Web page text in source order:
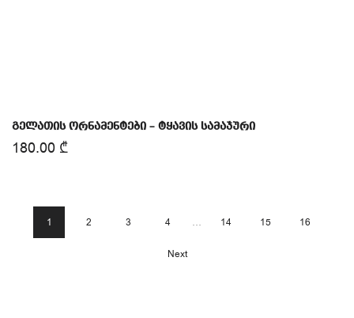
გელათის ორნამენტები – ტყავის სამაჯური
180.00 ₾
1 2 3 4 … 14 15 16
Next